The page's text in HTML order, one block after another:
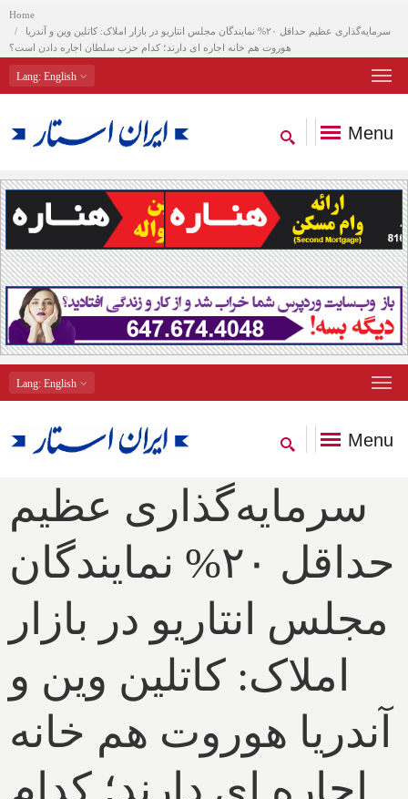
Home
سرمایه‌گذاری عظیم حداقل ۲۰% نمایندگان مجلس انتاریو در بازار املاک: کاتلین وین و آندریا
هوروت هم خانه اجاره ای دارند؛ کدام حزب سلطان اجاره دادن است؟
Lang: English
Menu
Lang: English
Menu
سرمایه‌گذاری عظیم
حداقل ۲۰% نمایندگان
مجلس انتاریو در بازار
املاک: کاتلین وین و
آندریا هوروت هم خانه
اجاره ای دارند؛ کدام